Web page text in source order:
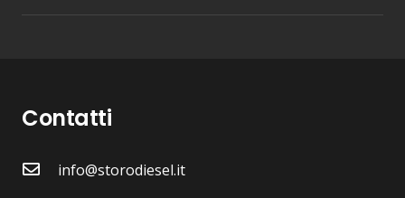
Contatti
info@storodiesel.it